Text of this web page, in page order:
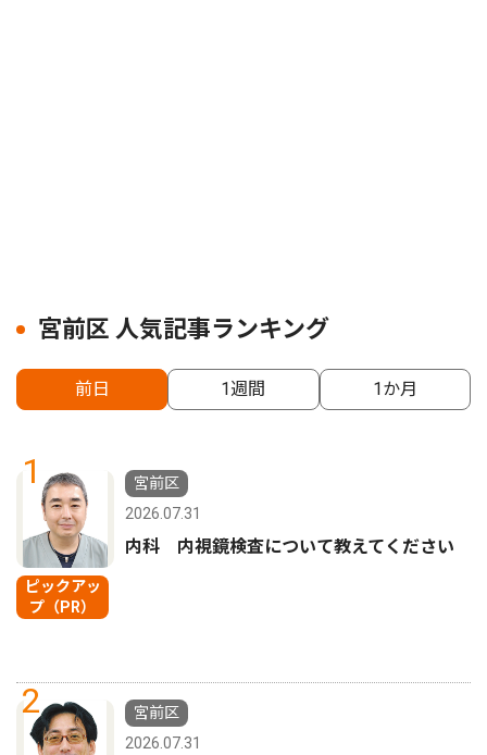
宮前区 人気記事ランキング
前日 1週間 1か月
1
ピックアッ
プ（PR）
宮前区
2026.07.31
内科 内視鏡検査について教えてください
2
宮前区
2026.07.31